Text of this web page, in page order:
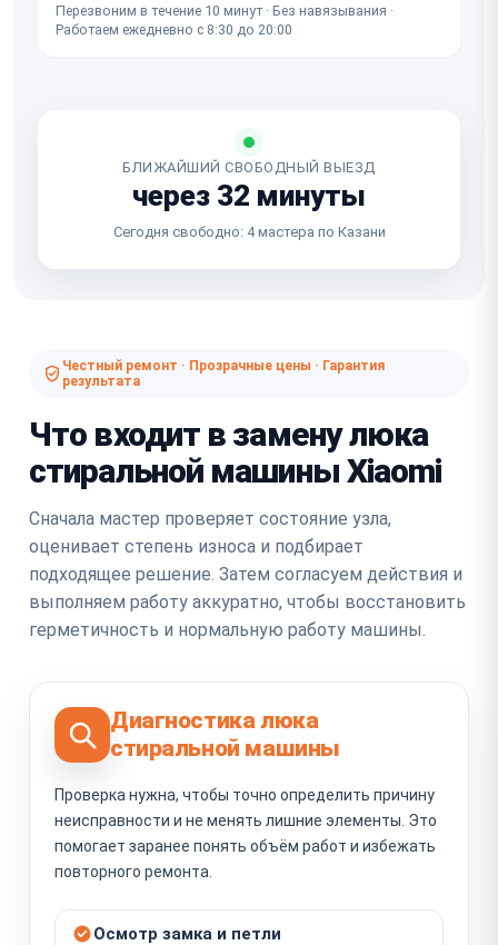
Перезвоним в течение 10 минут · Без навязывания ·
Работаем ежедневно с 8:30 до 20:00
БЛИЖАЙШИЙ СВОБОДНЫЙ ВЫЕЗД
через 32 минуты
Сегодня свободно: 4 мастера по Казани
Честный ремонт · Прозрачные цены · Гарантия
результата
Что входит в замену люка
стиральной машины Xiaomi
Сначала мастер проверяет состояние узла,
оценивает степень износа и подбирает
подходящее решение. Затем согласуем действия и
выполняем работу аккуратно, чтобы восстановить
герметичность и нормальную работу машины.
Диагностика люка
стиральной машины
Проверка нужна, чтобы точно определить причину
неисправности и не менять лишние элементы. Это
помогает заранее понять объём работ и избежать
повторного ремонта.
Осмотр замка и петли